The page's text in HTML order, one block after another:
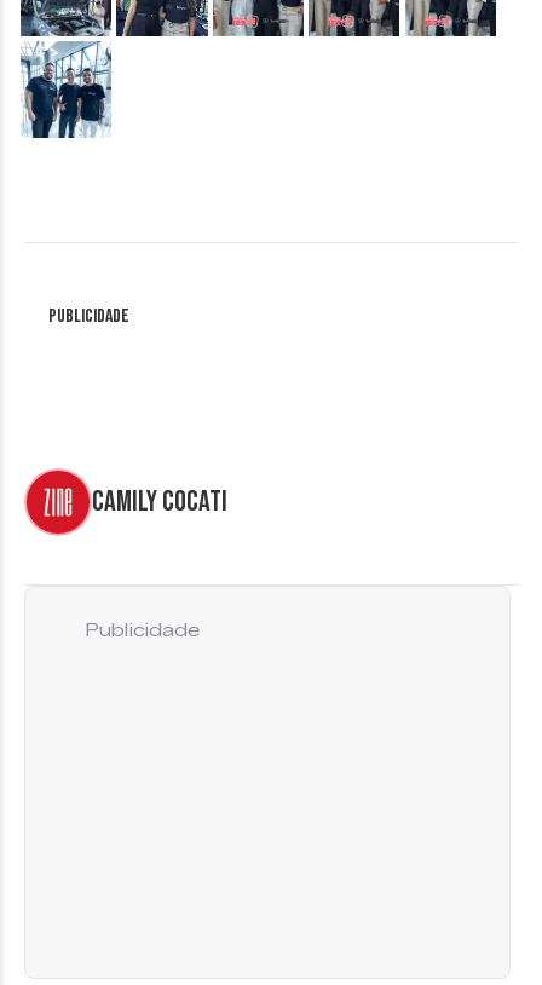
&nbsp;
Publicidade
Camily Cocati
Publicidade